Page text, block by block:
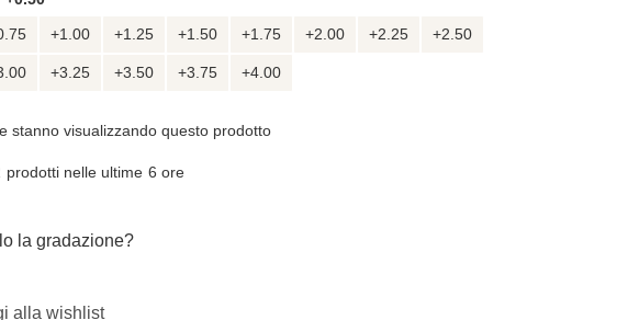
+1.00 +1.25 +1.50 +1.75 +2.00 +2.25 +2.50
+3.25 +3.50 +3.75 +4.00
stanno visualizzando questo prodotto
prodotti nelle ultime 6 ore
la gradazione?
alla wishlist